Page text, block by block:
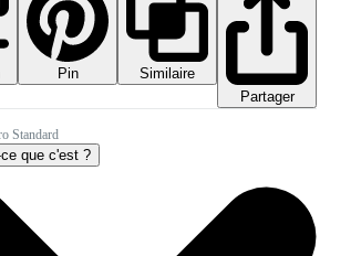
Pin
Similaire
Partager
Standard
que c'est ?